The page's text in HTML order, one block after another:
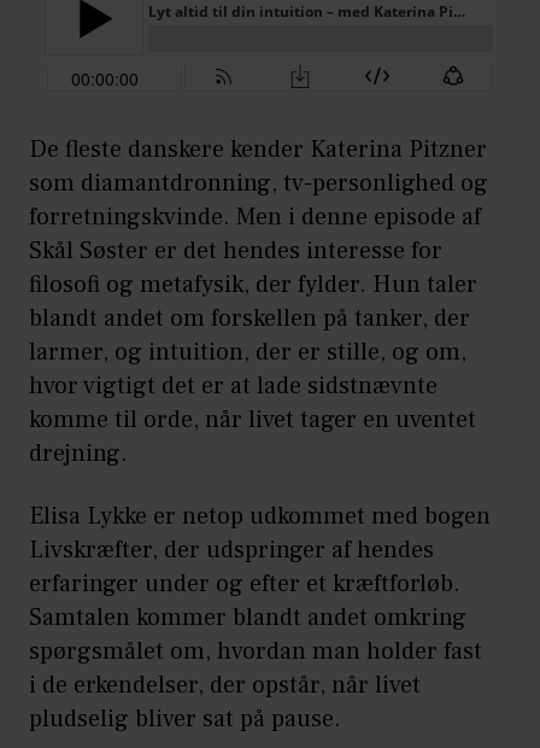
De fleste danskere kender Katerina Pitzner
som diamantdronning, tv-personlighed og
forretningskvinde. Men i denne episode af
Skål Søster er det hendes interesse for
filosofi og metafysik, der fylder. Hun taler
blandt andet om forskellen på tanker, der
larmer, og intuition, der er stille, og om,
hvor vigtigt det er at lade sidstnævnte
komme til orde, når livet tager en uventet
drejning.
Elisa Lykke er netop udkommet med bogen
Livskræfter, der udspringer af hendes
erfaringer under og efter et kræftforløb.
Samtalen kommer blandt andet omkring
spørgsmålet om, hvordan man holder fast
i de erkendelser, der opstår, når livet
pludselig bliver sat på pause.